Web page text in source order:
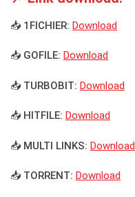
📥 1FICHIER: Download
📥 GOFILE: Download
📥 TURBOBIT: Download
📥 HITFILE: Download
📥 MULTI LINKS: Download
📥 TORRENT: Download